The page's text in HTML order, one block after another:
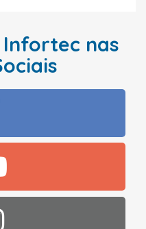
nas